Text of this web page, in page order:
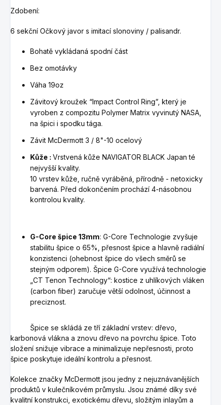
Zdobení:
6 sekční Očkový javor s imitací slonoviny / palisandr.
Bohatě vykládaná spodní část
Bez omotávky
Váha 19oz
Závitový kroužek “Impact Control Ring”, který je
vyroben z compozitu Polymer Matrix vyvinutý NASA,
na špici i spodku tága.
Závit McDermott 3 / 8"-10 ocelový
Kůže : Vrstvená kůže NAVIGATOR BLACK Japan té
nejvyšší kvality.
10 vrstev kůže, ručně vyráběná, přírodně - netoxicky
barvená. Před dokončením prochází 4-násobnou
kontrolou kvality.
G-Core špice 13mm: G-Core Technologie zvyšuje
stabilitu špice o 65%, přesnost špice a hlavně radiální
konzistenci (ohebnost špice do všech směrů se
stejným odporem). Špice G-Core využívá technologie
„CT Tenon Technology“: kostice z uhlíkových vláken
(carbon fiber) zaručuje větší odolnost, účinnost a
preciznost.
Špice se skládá ze tří základní vrstev: dřevo,
karbonová vlákna a znovu dřevo na povrchu špice. Toto
složení snižuje vibrace a minimalizuje nepřesnosti, proto
špice poskytuje ideální kontrolu a přesnost.
Kolekce značky McDermott jsou jedny z nejuznávanějších
produktů v kulečníkovém průmyslu. Jsou známé díky své
kvalitní konstrukci, exotickému dřevu, složitým inlayům a